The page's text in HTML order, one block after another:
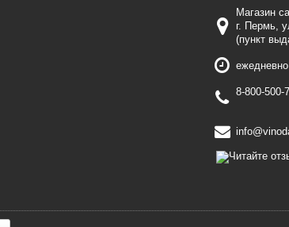
Магазин
г. Пермь,
(пункт
8-800-500-